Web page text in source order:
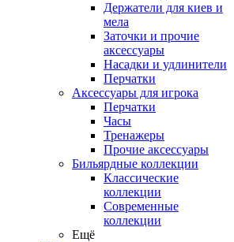
Держатели для киев и
мела
Заточки и прочие
аксессуары
Насадки и удлинители
Перчатки
Аксессуары для игрока
Перчатки
Часы
Тренажеры
Прочие аксессуары
Бильярдные коллекции
Классические
коллекции
Современные
коллекции
Ещё